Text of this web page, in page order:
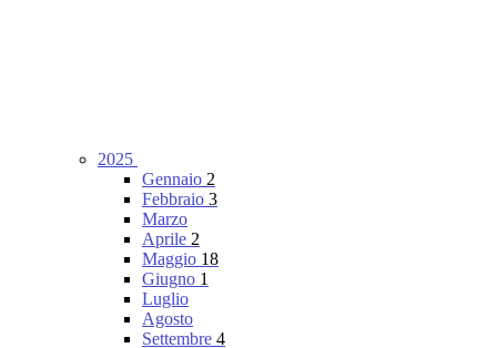
2025
Gennaio 2
Febbraio 3
Marzo
Aprile 2
Maggio 18
Giugno 1
Luglio
Agosto
Settembre 4